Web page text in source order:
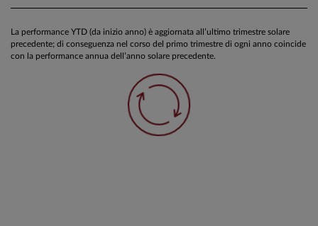
La performance YTD (da inizio anno) è aggiornata all’ultimo trimestre solare
precedente; di conseguenza nel corso del primo trimestre di ogni anno coincide
con la performance annua dell’anno solare precedente.